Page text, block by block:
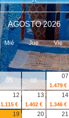
AGOSTO 2026
Mié Jue Vie
05 06
07
1.479 €
12
1.115 €
13
1.402 €
14
1.346 €
19 20 21